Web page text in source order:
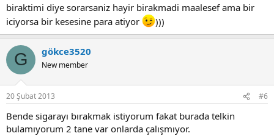
biraktimi diye sorarsaniz hayir birakmadi maalesef ama bir
iciyorsa bir kesesine para atiyor
)))
G gökce3520
New member
20 Şubat 2013 #6
Bende sigarayı bırakmak istiyorum fakat burada telkin
bulamıyorum 2 tane var onlarda çalışmıyor.